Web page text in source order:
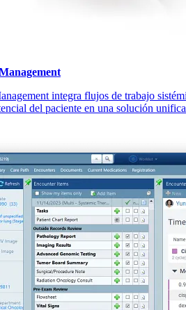
integra flujos de trabajo
del paciente en una solución